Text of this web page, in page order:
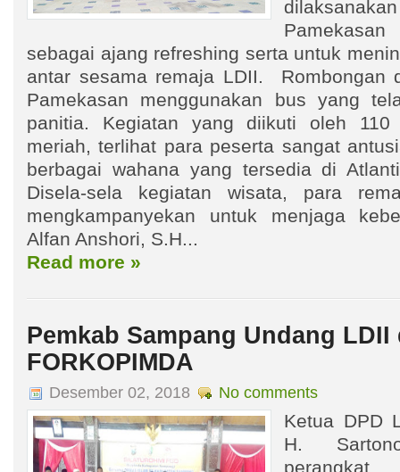
sebagai ajang refreshing serta untuk
antar sesama remaja LDII. Rombongan
Pamekasan menggunakan bus yang
panitia. Kegiatan yang diikuti oleh
meriah, terlihat para peserta sangat
berbagai wahana yang tersedia di
Disela-sela kegiatan wisata, para
mengkampanyekan untuk menjaga
Alfan Anshori, S.H...
Read more »
Pemkab Sampang Undang LDII
FORKOPIMDA
Desember 02, 2018 No comments
Ketua DPD
H.